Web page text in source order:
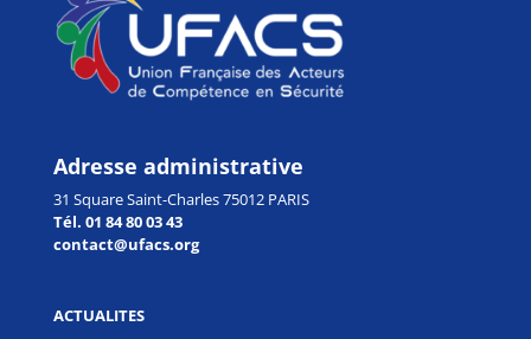
Adresse administrative
31 Square Saint-Charles 75012 PARIS
Tél. 01 84 80 03 43
contact@ufacs.org
ACTUALITES